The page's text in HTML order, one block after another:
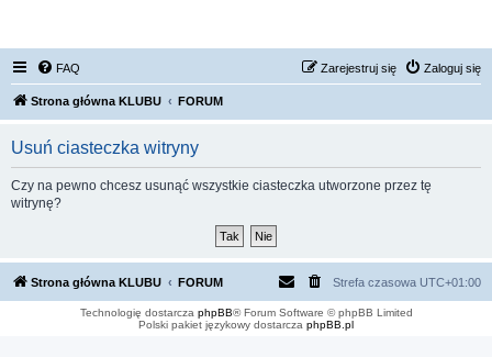
FAQ Zaloguj się
Zarejestruj się
Strona główna KLUBU FORUM
Usuń ciasteczka witryny
Czy na pewno chcesz usunąć wszystkie ciasteczka utworzone przez tę
witrynę?
Strona główna KLUBU FORUM Strefa czasowa UTC+01:00
Technologię dostarcza phpBB® Forum Software © phpBB Limited
Polski pakiet językowy dostarcza phpBB.pl